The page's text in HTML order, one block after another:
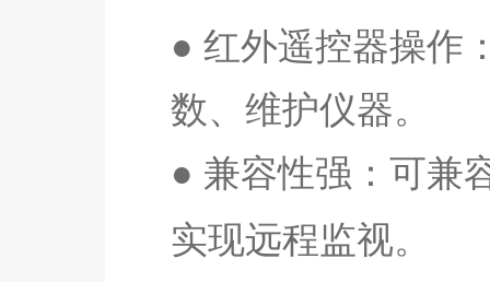
● 红外遥控器操作
数、维护仪器。
● 兼容性强：可兼
实现远程监视。